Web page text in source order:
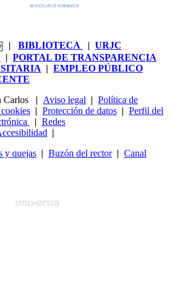
| BIBLIOTECA | URJC
| PORTAL DE TRANSPARENCIA
| EMPLEO PÚBLICO
Carlos
| Aviso legal | Política de
| Protección de datos | Perfil del
| Redes
|
y quejas | Buzón del rector| Canal